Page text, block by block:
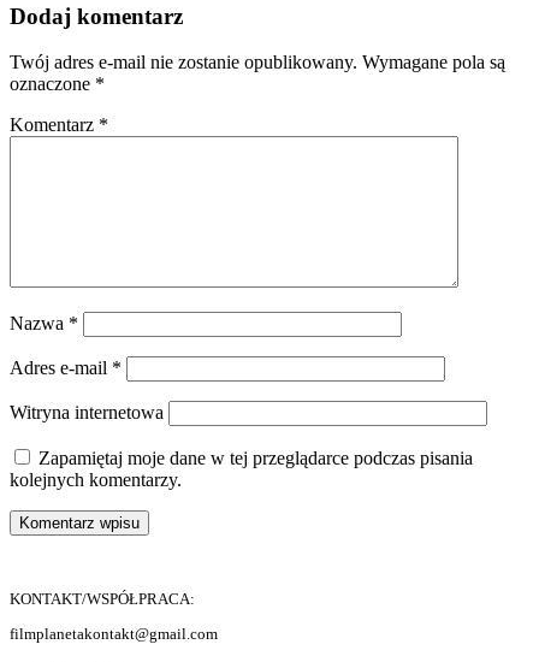
Dodaj komentarz
Twój adres e-mail nie zostanie opublikowany. Wymagane pola są
oznaczone *
Komentarz *
Nazwa *
Adres e-mail *
Witryna internetowa
Zapamiętaj moje dane w tej przeglądarce podczas pisania
kolejnych komentarzy.
KONTAKT/WSPÓŁPRACA:
filmplanetakontakt@gmail.com